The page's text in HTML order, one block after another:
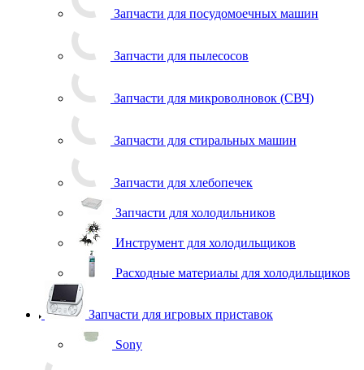
Запчасти для посудомоечных машин
Запчасти для пылесосов
Запчасти для микроволновок (СВЧ)
Запчасти для стиральных машин
Запчасти для хлебопечек
Запчасти для холодильников
Инструмент для холодильщиков
Расходные материалы для холодильщиков
Запчасти для игровых приставок
Sony